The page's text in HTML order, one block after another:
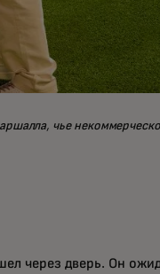
чье
через дверь. Он